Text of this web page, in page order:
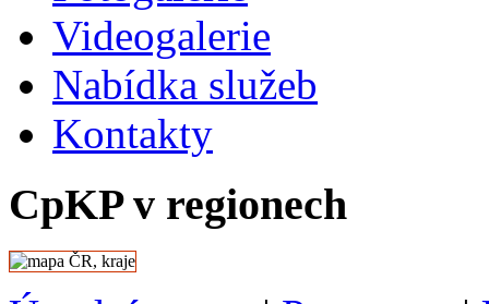
Videogalerie
Nabídka služeb
Kontakty
CpKP v regionech